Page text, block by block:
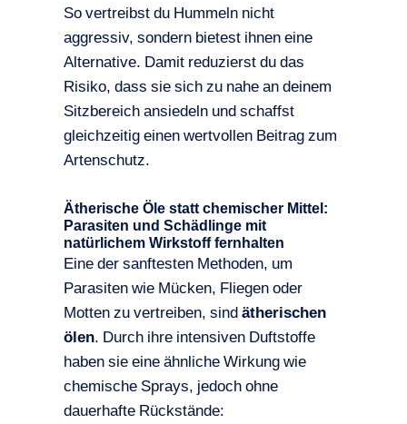
So vertreibst du Hummeln nicht
aggressiv, sondern bietest ihnen eine
Alternative. Damit reduzierst du das
Risiko, dass sie sich zu nahe an deinem
Sitzbereich ansiedeln und schaffst
gleichzeitig einen wertvollen Beitrag zum
Artenschutz.
Ätherische Öle statt chemischer Mittel:
Parasiten und Schädlinge mit
natürlichem Wirkstoff fernhalten
Eine der sanftesten Methoden, um
Parasiten wie Mücken, Fliegen oder
Motten zu vertreiben, sindätherischen
ölen. Durch ihre intensiven Duftstoffe
haben sie eine ähnliche Wirkung wie
chemische Sprays, jedoch ohne
dauerhafte Rückstände: